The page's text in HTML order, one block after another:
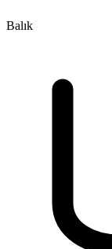
Balık